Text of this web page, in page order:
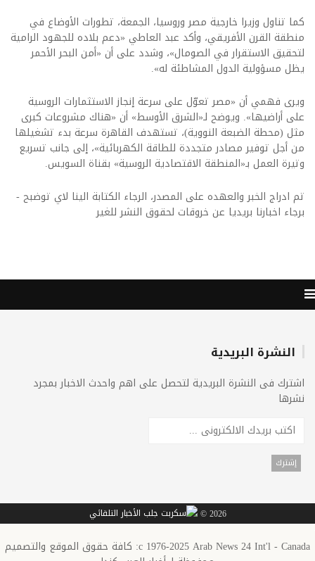
كما تناول وزيرا خارجية مصر وروسيا، الجمعة، تطورات الأوضاع في
منطقة القرن الأفريقي، وأكد عبد العاطي «دعم بلاده للجهود الرامية
لتحقيق الاستقرار في الصومال»، وشدد على أن «أمن البحر الأحمر
يظل مسؤولية الدول المشاطئة له».
ويرى فهمي أن «مصر تعوّل على سرعة إنجاز الاستثمارات الروسية
على أراضيها». ويوضح لـ«الشرق الأوسط» أن «هناك مشروعات كبرى
مثل (محطة الضبعة النووية)، تستهدف القاهرة سرعة بدء تشغيلها
من أجل توفير مصادر متجددة للطاقة الكهربائية»، إلى جانب تسريع
وتيرة العمل بـ«المنطقة الاقتصادية الروسية» بقناة السويس.
تم ادراج الخبر والعهده على المصدر، الرجاء الكتابة الينا لاي توضبح -
برجاء اخبارنا بريديا عن خروقات لحقوق النشر للغير
النشرة البريدية
اشترك فى النشرة البريدية لتحصل على اهم واحدث الاخبار بمجرد
نشرها
2026 ©
c 1976-2025 Arab News 24 Int'l - Canada: كافة حقوق الموقع والتصميم